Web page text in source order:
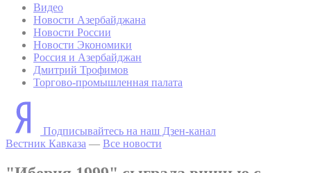
Видео
Новости Азербайджана
Новости России
Новости Экономики
Россия и Азербайджан
Дмитрий Трофимов
Торгово-промышленная палата
Подписывайтесь на наш Дзен-канал
Вестник Кавказа — Все новости